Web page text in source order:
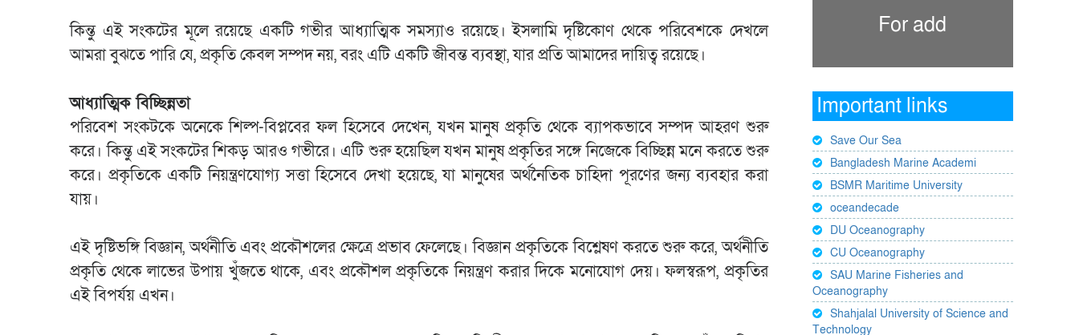
কিন্তু এই সংকটের মূলে রয়েছে একটি গভীর আধ্যাত্মিক সমস্যাও রয়েছে। ইসলামি দৃষ্টিকোণ থেকে পরিবেশকে দেখলে
আমরা বুঝতে পারি যে, প্রকৃতি কেবল সম্পদ নয়, বরং এটি একটি জীবন্ত ব্যবস্থা, যার প্রতি আমাদের দায়িত্ব রয়েছে।
আধ্যাত্মিক বিচ্ছিন্নতা
পরিবেশ সংকটকে অনেকে শিল্প-বিপ্লবের ফল হিসেবে দেখেন, যখন মানুষ প্রকৃতি থেকে ব্যাপকভাবে সম্পদ আহরণ শুরু
করে। কিন্তু এই সংকটের শিকড় আরও গভীরে। এটি শুরু হয়েছিল যখন মানুষ প্রকৃতির সঙ্গে নিজেকে বিচ্ছিন্ন মনে করতে শুরু
করে। প্রকৃতিকে একটি নিয়ন্ত্রণযোগ্য সত্তা হিসেবে দেখা হয়েছে, যা মানুষের অর্থনৈতিক চাহিদা পূরণের জন্য ব্যবহার করা
যায়।
এই দৃষ্টিভঙ্গি বিজ্ঞান, অর্থনীতি এবং প্রকৌশলের ক্ষেত্রে প্রভাব ফেলেছে। বিজ্ঞান প্রকৃতিকে বিশ্লেষণ করতে শুরু করে, অর্থনীতি
প্রকৃতি থেকে লাভের উপায় খুঁজতে থাকে, এবং প্রকৌশল প্রকৃতিকে নিয়ন্ত্রণ করার দিকে মনোযোগ দেয়। ফলস্বরূপ, প্রকৃতির
এই বিপর্যয় এখন।
For add
Important links
Save Our Sea
Bangladesh Marine Academi
BSMR Maritime University
oceandecade
DU Oceanography
CU Oceanography
SAU Marine Fisheries and
Oceanography
Shahjalal University of Science and
Technology